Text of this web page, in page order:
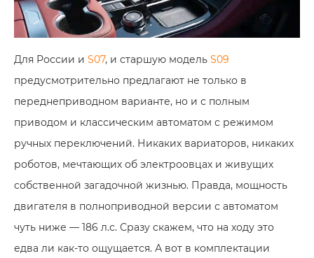
Для России и S07, и старшую модель S09
предусмотрительно предлагают не только в
переднеприводном варианте, но и с полным
приводом и классическим автоматом с режимом
ручных переключений. Никаких вариаторов, никаких
роботов, мечтающих об электроовцах и живущих
собственной загадочной жизнью. Правда, мощность
двигателя в полноприводной версии с автоматом
чуть ниже — 186 л.с. Сразу скажем, что на ходу это
едва ли как-то ощущается. А вот в комплектации